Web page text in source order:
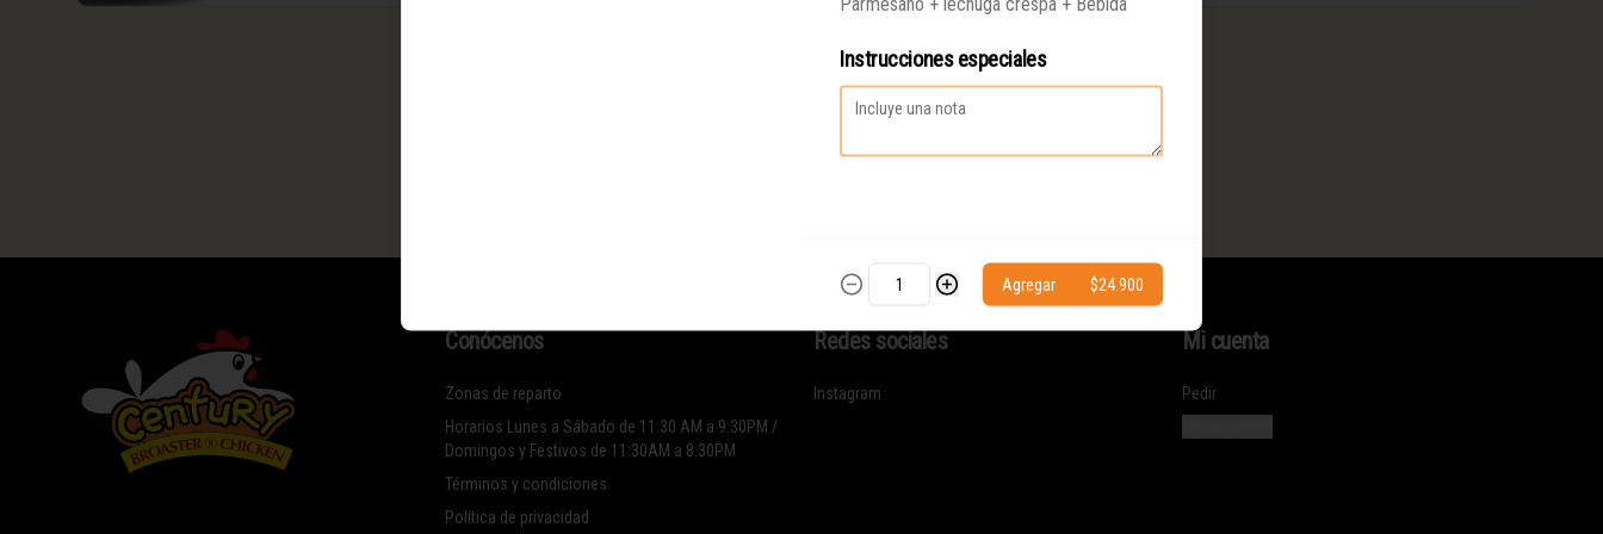
Conócenos
Zonas de reparto
Horarios Lunes a Sábado de 11:30 AM a 9:30PM /
Domingos y Festivos de 11:30AM a 8:30PM
Términos y condiciones
Política de privacidad
Redes sociales
Instagram
Mi cuenta
Pedir
Instrucciones especiales
Agregar $24.900